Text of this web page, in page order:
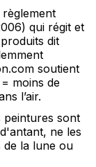
qui régit et
dit
soutient
moins de
l’air.
peintures sont
ne les
de la lune ou